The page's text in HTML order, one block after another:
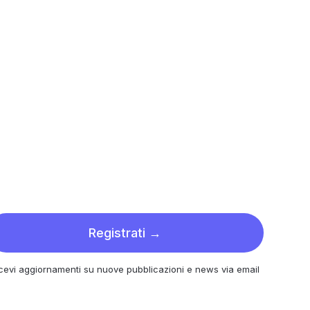
Registrati →
aggiornamenti su nuove pubblicazioni e news via email